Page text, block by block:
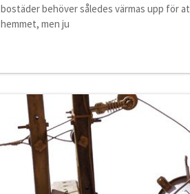
bostäder behöver således värmas upp för
hemmet, men ju